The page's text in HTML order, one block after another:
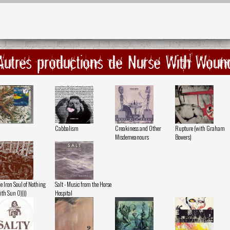
productions de Nurse With
Cabbalism
Creakiness and Other
Misdemeanours
Rupture (with Graham
Bowers)
Iron Soul of Nothing
Sun O))))
Salt - Music from the Horse
Hospital